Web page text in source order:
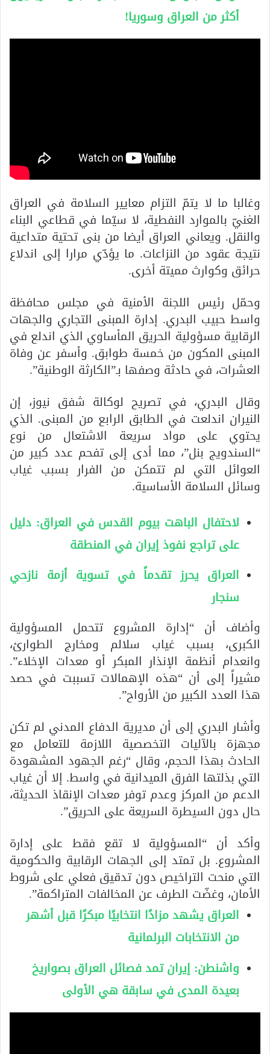
أكثر من العراق وسوريا!
وغالبا ما لا يتمّ التزام معايير السلامة في العراق
الغنيّ بالموارد النفطية، لا سيّما في قطاعي البناء
والنقل. ويعاني العراق أيضا من بنى تحتية متداعية
نتيجة عقود من النزاعات. ما يؤدّي مرارا إلى اندلاع
حرائق وكوارث مميتة أخرى.
وحمّل رئيس اللجنة الأمنية في مجلس محافظة
واسط حبيب البدري. إدارة المبنى التجاري والجهات
الرقابية مسؤولية الحريق المأساوي الذي اندلع في
المبنى المكون من خمسة طوابق. وأسفر عن وفاة
العشرات، في حادثة وصفها بـ”الكارثة الوطنية”.
وقال البدري، في تصريح لوكالة شفق نيوز، إن
النيران اندلعت في الطابق الرابع من المبنى. الذي
يحتوي على مواد سريعة الاشتعال من نوع
“السندويج بنل”، مما أدى إلى تفحم عدد كبير من
العوائل التي لم تتمكن من الفرار بسبب غياب
وسائل السلامة الأساسية.
لاحتفال الباهت بيوم القدس في العراق: دليل
على تراجع نفوذ إيران في المنطقة
العراق يحرز تقدماً في تسوية أزمة نازحي
سنجار
وأضاف أن “إدارة المشروع تتحمل المسؤولية
الكبرى، بسبب غياب سلالم ومخارج الطوارئ،
وانعدام أنظمة الإنذار المبكر أو معدات الإخلاء”.
مشيراً إلى أن “هذه الإهمالات تسببت في حصد
هذا العدد الكبير من الأرواح”.
وأشار البدري إلى أن مديرية الدفاع المدني لم تكن
مجهزة بالآليات التخصصية اللازمة للتعامل مع
الحادث بهذا الحجم، وقال “رغم الجهود المشهودة
التي بذلتها الفرق الميدانية في واسط. إلا أن غياب
الدعم من المركز وعدم توفر معدات الإنقاذ الحديثة،
حال دون السيطرة السريعة على الحريق”.
وأكد أن “المسؤولية لا تقع فقط على إدارة
المشروع. بل تمتد إلى الجهات الرقابية والحكومية
التي منحت التراخيص دون تدقيق فعلي على شروط
الأمان، وغضّت الطرف عن المخالفات المتراكمة”.
العراق يشهد مزادًا انتخابيًا مبكرًا قبل أشهر
من الانتخابات البرلمانية
واشنطن: إيران تمد فصائل العراق بصواريخ
بعيدة المدى في سابقة هي الأولى